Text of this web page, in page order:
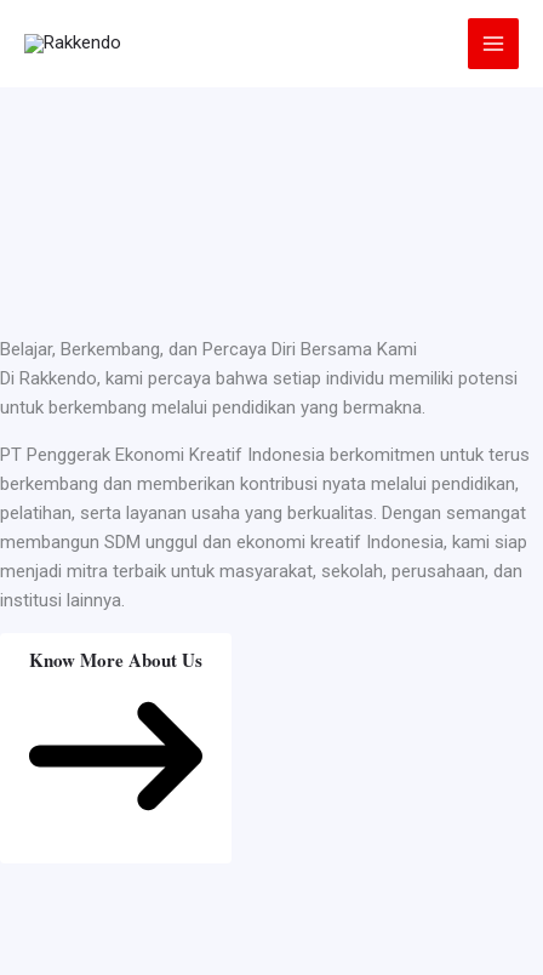
Belajar, Berkembang, dan Percaya Diri Bersama Kami
Di Rakkendo, kami percaya bahwa setiap individu memiliki potensi
untuk berkembang melalui pendidikan yang bermakna.
PT Penggerak Ekonomi Kreatif Indonesia berkomitmen untuk terus
berkembang dan memberikan kontribusi nyata melalui pendidikan,
pelatihan, serta layanan usaha yang berkualitas. Dengan semangat
membangun SDM unggul dan ekonomi kreatif Indonesia, kami siap
menjadi mitra terbaik untuk masyarakat, sekolah, perusahaan, dan
institusi lainnya.
Know More About Us